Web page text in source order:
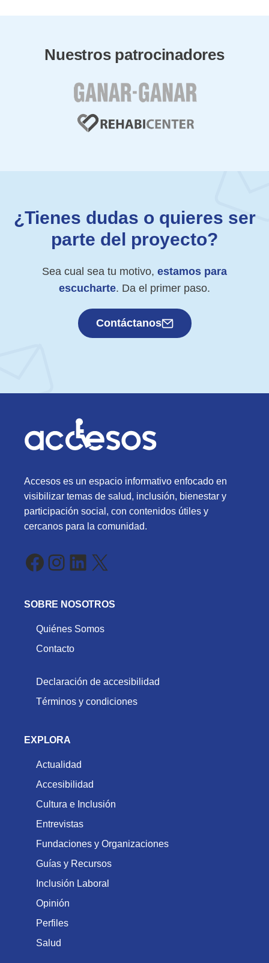
Nuestros patrocinadores
¿Tienes dudas o quieres ser
parte del proyecto?
Sea cual sea tu motivo, estamos para
escucharte. Da el primer paso.
Contáctanos
Accesos es un espacio informativo enfocado en
visibilizar temas de salud, inclusión, bienestar y
participación social, con contenidos útiles y
cercanos para la comunidad.
Facebook
Instagram
LinkedIn
X
SOBRE NOSOTROS
Quiénes Somos
Contacto
Declaración de accesibilidad
Términos y condiciones
EXPLORA
Actualidad
Accesibilidad
Cultura e Inclusión
Entrevistas
Fundaciones y Organizaciones
Guías y Recursos
Inclusión Laboral
Opinión
Perfiles
Salud